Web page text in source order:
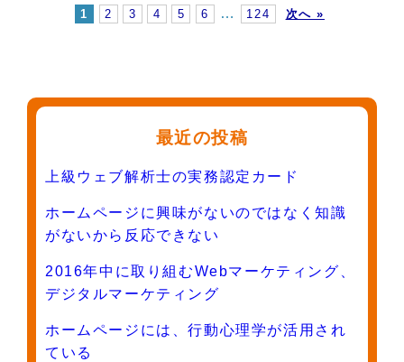
1 2 3 4 5 6 … 124 次へ »
最近の投稿
上級ウェブ解析士の実務認定カード
ホームページに興味がないのではなく知識
がないから反応できない
2016年中に取り組むWebマーケティング、
デジタルマーケティング
ホームページには、行動心理学が活用され
ている